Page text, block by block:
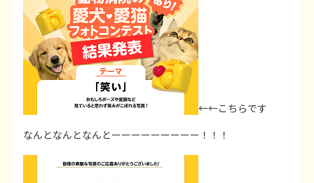
←←こちらです
なんとなんとなんとーーーーーーーーー！！！